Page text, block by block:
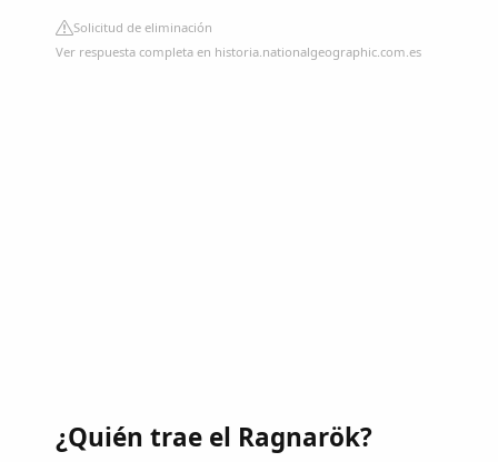
Solicitud de eliminación
Ver respuesta completa en historia.nationalgeographic.com.es
¿Quién trae el Ragnarök?